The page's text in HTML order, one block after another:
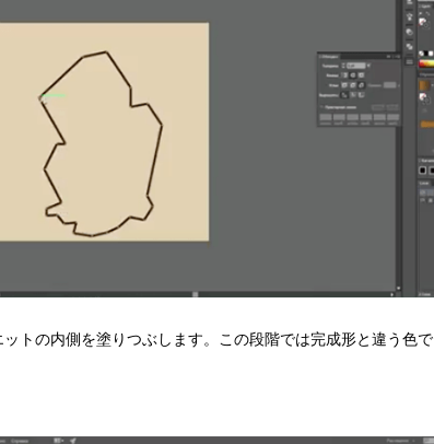
トの内側を塗りつぶします。この段階では完成形と違う色